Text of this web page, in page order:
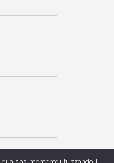
momento utilizzando il